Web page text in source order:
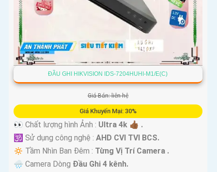
ĐẦU GHI HIKVISION IDS-7204HUHI-M1/E(C)
Giá Bán: liên hệ
Giá Khuyến Mại: 30%
️
👀 Chất lượng hình Ảnh : Ultra 4k 👍🏾 .
🕉️ Sử dụng công nghệ : AHD CVI TVI BCS.
🔅 Tầm Nhìn Ban Đêm : Từng Vị Trí Camera .
🌧️ Camera Dòng Đầu Ghi 4 kênh.